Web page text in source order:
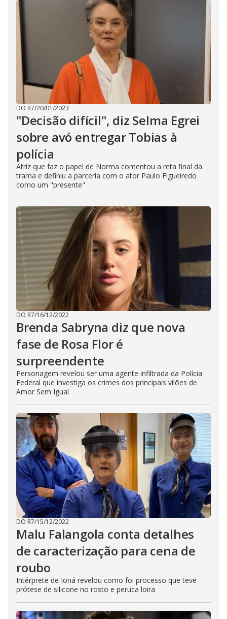
DO R7/20/01/2023
"Decisão difícil", diz Selma Egrei
sobre avó entregar Tobias à
polícia
Atriz que faz o papel de Norma comentou a reta final da
trama e definiu a parceria com o ator Paulo Figueiredo
como um "presente"
DO R7/16/12/2022
Brenda Sabryna diz que nova
fase de Rosa Flor é
surpreendente
Personagem revelou ser uma agente infiltrada da Polícia
Federal que investiga os crimes dos principais vilões de
Amor Sem Igual
DO R7/15/12/2022
Malu Falangola conta detalhes
de caracterização para cena de
roubo
Intérprete de Ioná revelou como foi processo que teve
prótese de silicone no rosto e peruca loira